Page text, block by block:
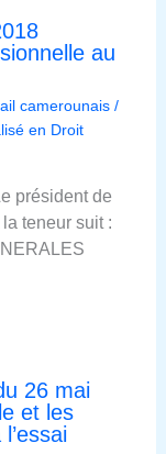
au
camerounais/
en Droit
président de
teneur suit :
26 mai
et les